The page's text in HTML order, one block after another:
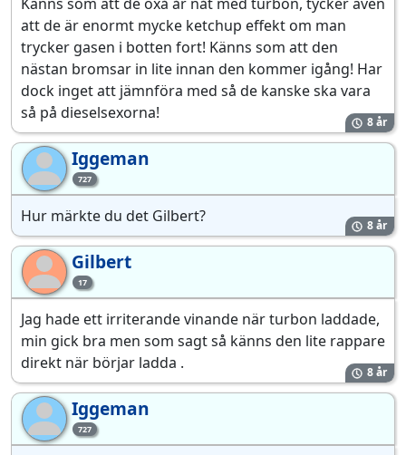
att de är enormt mycke ketchup effekt om man
trycker gasen i botten fort! Känns som att den
nästan bromsar in lite innan den kommer igång! Har
dock inget att jämnföra med så de kanske ska vara
så på dieselsexorna!
8 år
Ig 727
Iggeman
Hur märkte du det Gilbert? 8 år
Gi 17
Gilbert
Jag hade ett irriterande vinande när turbon laddade,
min gick bra men som sagt så känns den lite rappare
direkt när börjar ladda .
8 år
Ig 727
Iggeman